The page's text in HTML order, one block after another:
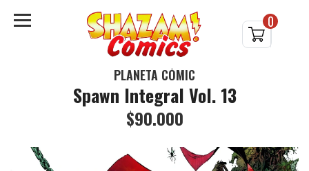
0
PLANETA CÓMIC
Spawn Integral Vol. 13
$90.000